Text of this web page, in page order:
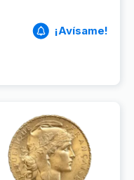
¡Avísame!